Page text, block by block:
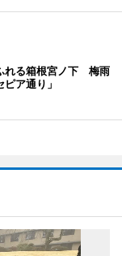
れる箱根宮ノ下 梅雨
ア通り」